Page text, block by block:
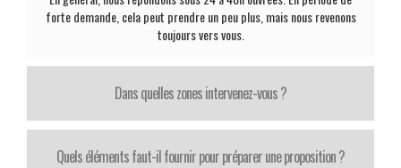
forte demande, cela peut prendre un peu plus, mais nous revenons
toujours vers vous.
Dans quelles zones intervenez-vous ?
Quels éléments faut-il fournir pour préparer une proposition ?